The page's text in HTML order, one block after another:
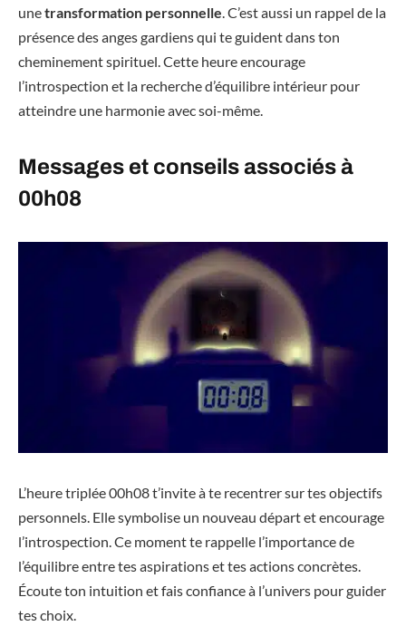
unetransformation personnelle. C’est aussi un rappel de la
présence des anges gardiens qui te guident dans ton
cheminement spirituel. Cette heure encourage
l’introspection et la recherche d’équilibre intérieur pour
atteindre une harmonie avec soi-même.
Messages et conseils associés à
00h08
L’heure triplée 00h08 t’invite à te recentrer sur tes objectifs
personnels. Elle symbolise un nouveau départ et encourage
l’introspection. Ce moment te rappelle l’importance de
l’équilibre entre tes aspirations et tes actions concrètes.
Écoute ton intuition et fais confiance à l’univers pour guider
tes choix.